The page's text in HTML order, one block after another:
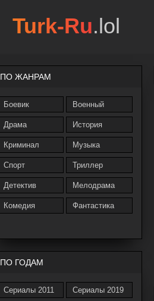
ПО ЖАНРАМ
Боевик
Драма
Криминал
Спорт
Детектив
Комедия
Военный
История
Музыка
Триллер
Мелодрама
Фантастика
ПО ГОДАМ
Сериалы 2011 Сериалы 2019
Turk-Ru.lol